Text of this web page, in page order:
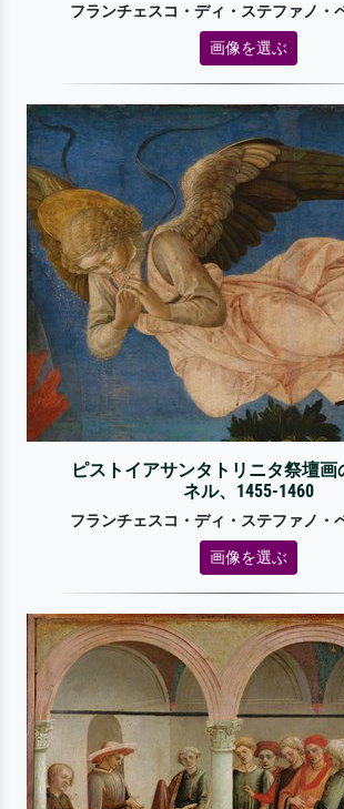
フランチェスコ・ディ・ステファノ・
画像を選ぶ
ピストイアサンタトリニタ祭壇画
ネル、1455-1460
フランチェスコ・ディ・ステファノ・
画像を選ぶ